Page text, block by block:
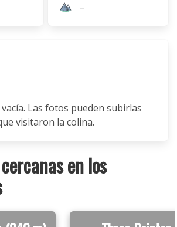
–
Las fotos pueden subirlas
visitaron la colina.
en los